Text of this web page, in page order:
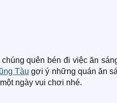
quên bén đi việc ăn
Tàu gợi ý những quán ăn
ngày vui chơi nhé.